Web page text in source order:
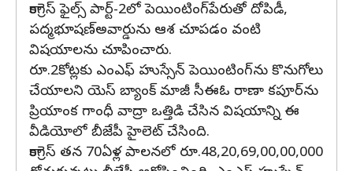
కాంగ్రెస్ ఫైల్స్ పార్ట్-2లో పెయింటింగ్‌పేరుతో దోపిడీ,
పద్మభూషణ్‌అవార్డును ఆశ చూపడం వంటి
విషయాలను చూపించారు.
రూ.2కోట్లకు ఎంఎఫ్ హుస్సేన్ పెయింటింగ్‌ను కొనుగోలు
చేయాలని యెస్ బ్యాంక్ మాజీ సీఈఓ రాణా కపూర్‌ను
ప్రియాంక గాంధీ వాద్రా ఒత్తిడి చేసిన విషయాన్ని ఈ
వీడియోలో బీజేపీ హైలెట్ చేసింది.
కాంగ్రెస్ తన 70ఏళ్ల పాలనలో రూ.48,20,69,00,00,000